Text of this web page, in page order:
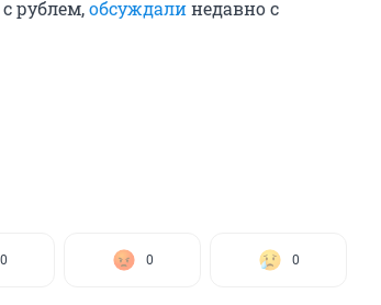
рублем,обсуждалинедавно с
0 0 0